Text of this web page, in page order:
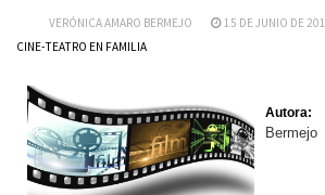
VERÓNICA AMARO BERMEJO
15 DE JUNIO DE
CINE-TEATRO EN FAMILIA
Autora:
Bermejo